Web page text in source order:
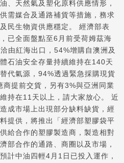
、天然氣及塑化原料供應情形，
需媒合及通路補貨等措施，務求
民生物資供應穩定。 經濟部表
已全面盤點至6月前受荷姆茲海
由紅海出口，54%增購自澳洲及
石油安全存量持續維持在140天
代氣源，94%透過緊急採購現貨
提前交貨，另有3%與亞洲同業
持在11天以上，請大家放心。 近
成市場上出現部分缺料缺貨，經
提供，將推出「經濟部塑膠袋平
給合作的塑膠製造商，製造相對
部合作的通路、商圈以及市場，
計中油四輕4月1日已投入運作，